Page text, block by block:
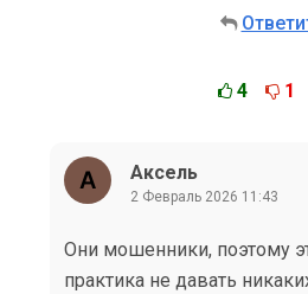
4 1
Аксель
2 Февраль 2026 11:43
Они мошенники, поэтому
практика не давать